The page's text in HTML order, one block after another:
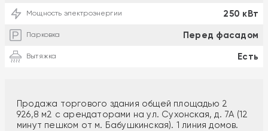
Мощность электроэнергии 250 кВт
Парковка Перед фасадом
Вытяжка Есть
Продажа торгового здания общей площадью 2
926,8 м2 с арендаторами на ул. Сухонская, д. 7А (12
минут пешком от м. Бабушкинская). 1 линия домов.